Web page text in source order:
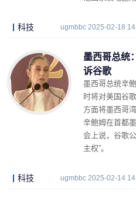
科技 ugmbbc 2025-02-18
墨西哥总统
诉谷歌
墨西哥总统辛
时将对美国谷
方面将墨西哥
辛鲍姆在首都
会上说，谷歌
主权”。
科技 ugmbbc 2025-02-14